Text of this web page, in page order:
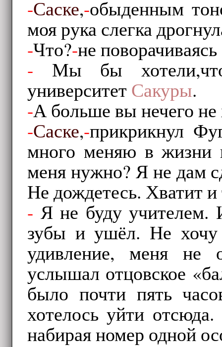
-Саске,-обыденным
моя рука слегка
-Что?-не
- Мы бы
университет Сакуры.
-А больше вы нечего не
-Саске,-прикрикнул
много меняю в жизни
меня нужно? Я не дам
Не дождетесь. Хватит и
- Я не буду учителем.
зубы и ушёл. Не хочу
удивление, меня не
услышал отцовское
было почти пять
хотелось уйти
набирая номер одной